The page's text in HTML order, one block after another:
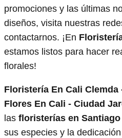
promociones y las últimas
diseños, visita nuestras
contactarnos. ¡En
estamos listos para hacer
florales!
Floristería En Cali Clemda
Flores En Cali - Ciudad
las floristerías en Santiago
sus especies y la